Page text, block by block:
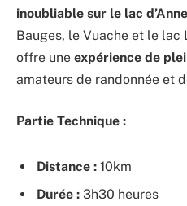
inoubliable sur le lac
Bauges, le Vuache et le lac
offre une expérience de
amateurs de randonnée et
Partie Technique :
Distance : 10km
Durée : 3h30 heures